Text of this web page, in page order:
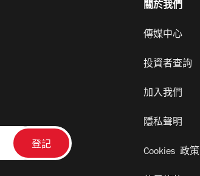
關於我們
傳媒中心
投資者查詢
加入我們
隱私聲明
Cookies 政策